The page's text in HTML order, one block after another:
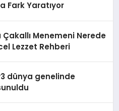
Fark Yaratıyor
Çakallı Menemeni Nerede
Lezzet Rehberi
dünya genelinde